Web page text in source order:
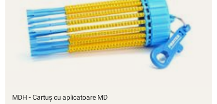
MDH - Cartuş cu aplicatoare MD